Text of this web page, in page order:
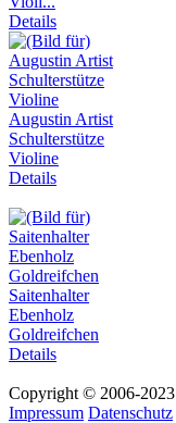
Details
Augustin Artist
Schulterstütze
Violine
Details
Saitenhalter
Ebenholz
Goldreifchen
Details
Copyright © 2006-2023
Impressum Datenschutz